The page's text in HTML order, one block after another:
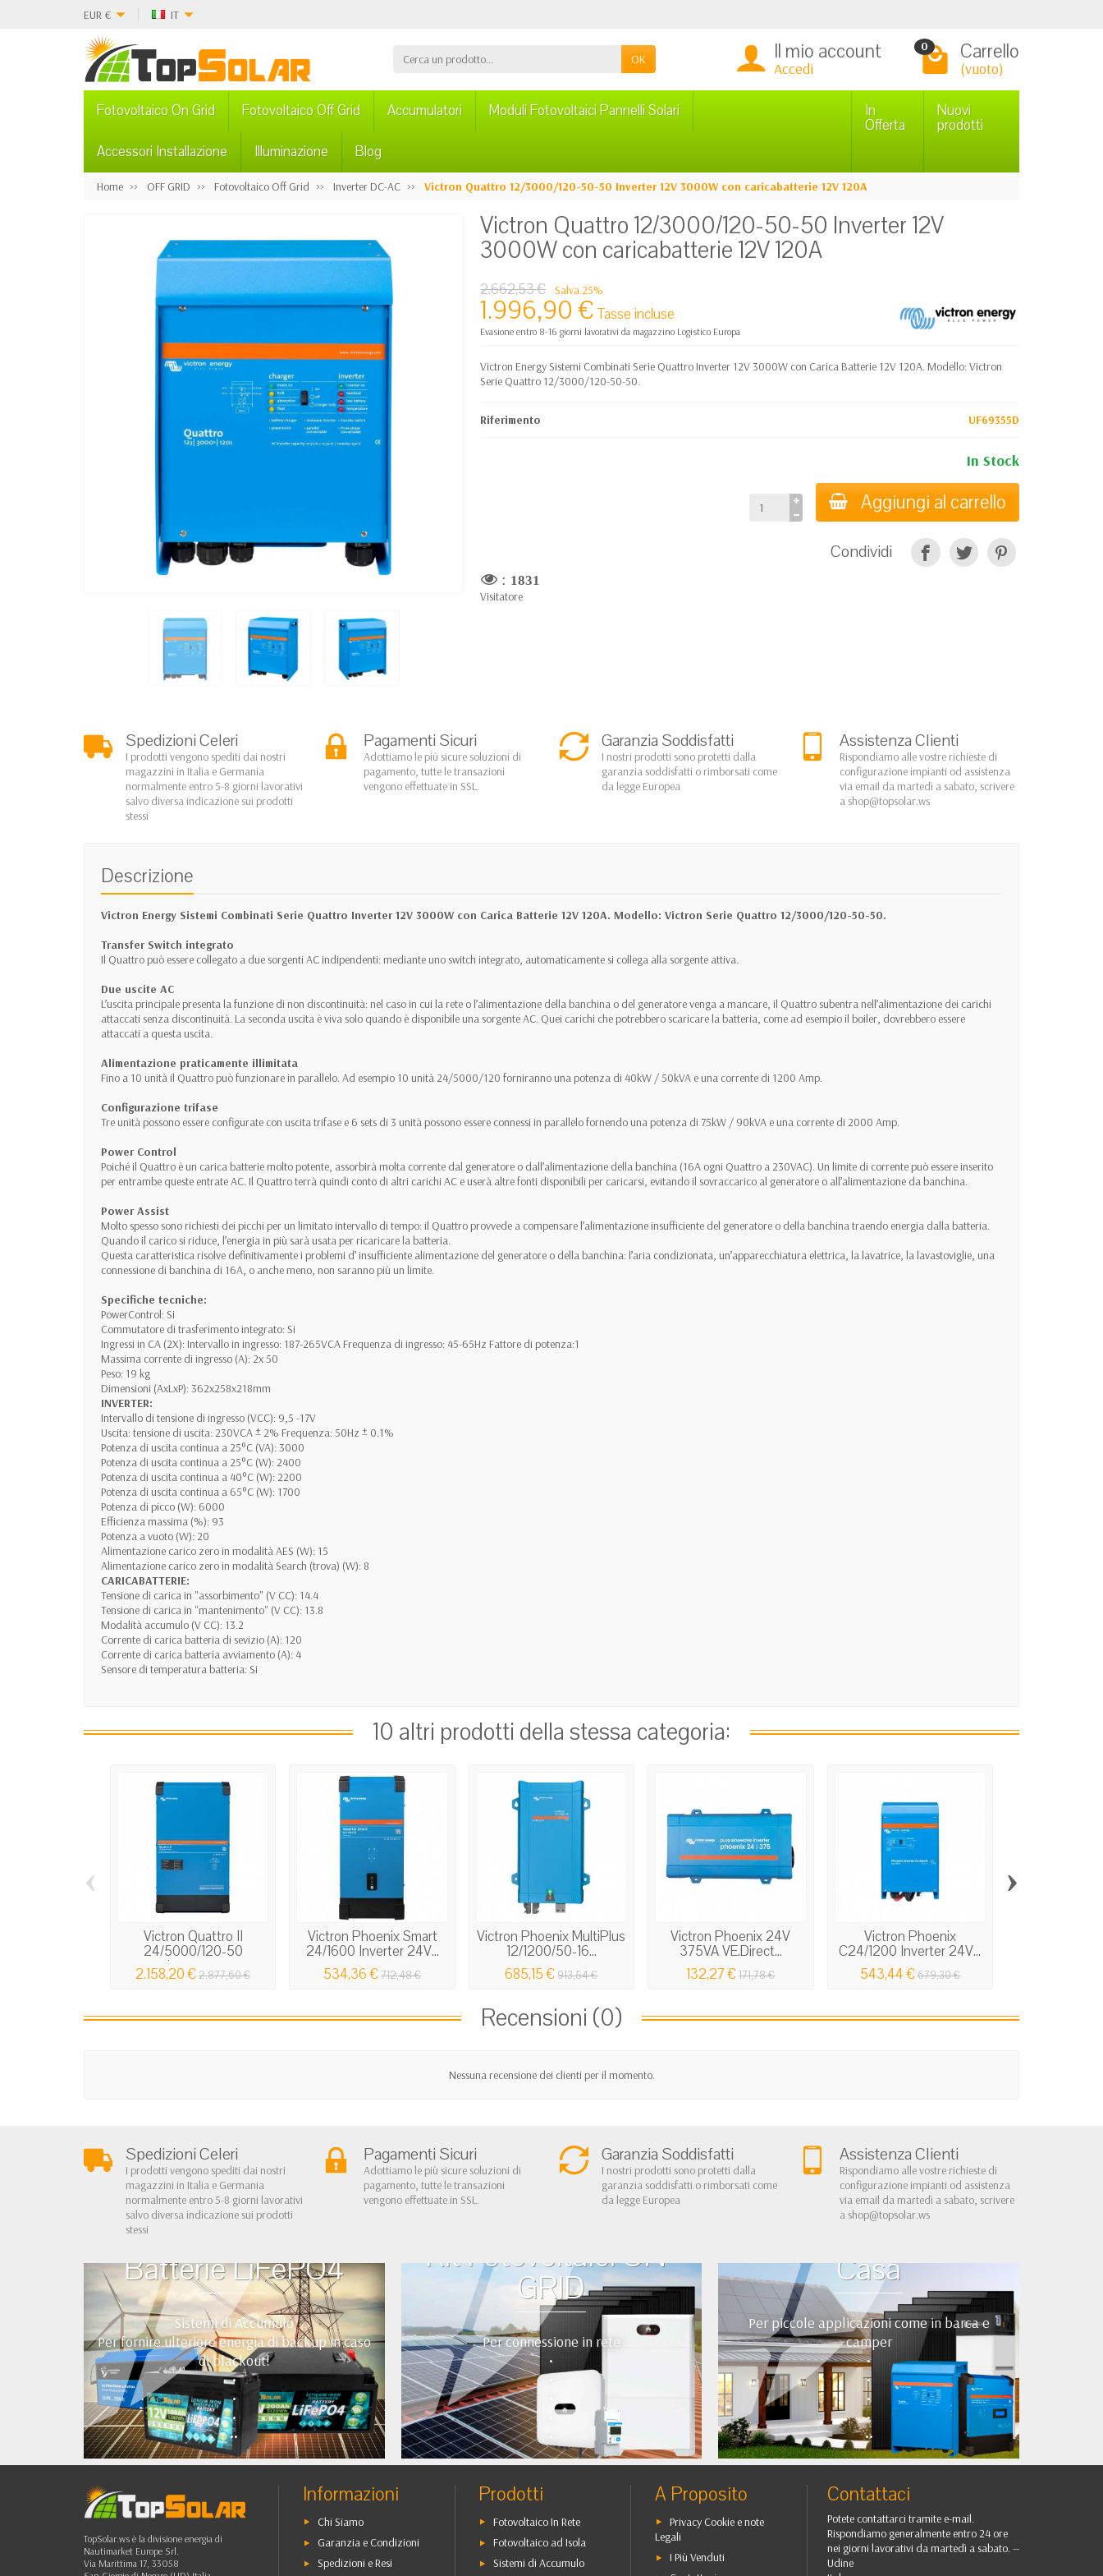
EUR € IT
OK Il mio account
Accedi
0 Carrello
(vuoto)
Fotovoltaico On Grid Fotovoltaico Off Grid Accumulatori Moduli Fotovoltaici Pannelli Solari
Accessori Installazione Illuminazione Blog
In
Offerta
Nuovi
prodotti
Home OFF GRID Fotovoltaico Off Grid Inverter DC-AC Victron Quattro 12/3000/120-50-50 Inverter 12V 3000W con caricabatterie 12V 120A
Victron Quattro 12/3000/120-50-50 Inverter 12V
3000W con caricabatterie 12V 120A
2.662,53 € Salva 25%
1.996,90 € Tasse incluse
Evasione entro 8-16 giorni lavorativi da magazzino Logistico Europa
Victron Energy Sistemi Combinati Serie Quattro Inverter 12V 3000W con Carica Batterie 12V 120A. Modello: Victron
Serie Quattro 12/3000/120-50-50.
Riferimento UF69355D
In Stock
Aggiungi al carrello
Condividi
: 1831
Visitatore
Spedizioni Celeri
I prodotti vengono spediti dai nostri
magazzini in Italia e Germania
normalmente entro 5-8 giorni lavorativi
salvo diversa indicazione sui prodotti
stessi
Pagamenti Sicuri
Adottiamo le più sicure soluzioni di
pagamento, tutte le transazioni
vengono effettuate in SSL.
Garanzia Soddisfatti
I nostri prodotti sono protetti dalla
garanzia soddisfatti o rimborsati come
da legge Europea
Assistenza Clienti
Rispondiamo alle vostre richieste di
configurazione impianti od assistenza
via email da martedì a sabato, scrivere
a shop@topsolar.ws
Descrizione
Victron Energy Sistemi Combinati Serie Quattro Inverter 12V 3000W con Carica Batterie 12V 120A. Modello: Victron Serie Quattro 12/3000/120-50-50.
Transfer Switch integrato
Il Quattro può essere collegato a due sorgenti AC indipendenti: mediante uno switch integrato, automaticamente si collega alla sorgente attiva.
Due uscite AC
L’uscita principale presenta la funzione di non discontinuità: nel caso in cui la rete o l’alimentazione della banchina o del generatore venga a mancare, il Quattro subentra nell’alimentazione dei carichi
attaccati senza discontinuità. La seconda uscita è viva solo quando è disponibile una sorgente AC. Quei carichi che potrebbero scaricare la batteria, come ad esempio il boiler, dovrebbero essere
attaccati a questa uscita.
Alimentazione praticamente illimitata
Fino a 10 unità il Quattro può funzionare in parallelo. Ad esempio 10 unità 24/5000/120 forniranno una potenza di 40kW / 50kVA e una corrente di 1200 Amp.
Configurazione trifase
Tre unità possono essere configurate con uscita trifase e 6 sets di 3 unità possono essere connessi in parallelo fornendo una potenza di 75kW / 90kVA e una corrente di 2000 Amp.
Power Control
Poiché il Quattro è un carica batterie molto potente, assorbirà molta corrente dal generatore o dall’alimentazione della banchina (16A ogni Quattro a 230VAC). Un limite di corrente può essere inserito
per entrambe queste entrate AC. Il Quattro terrà quindi conto di altri carichi AC e userà altre fonti disponibili per caricarsi, evitando il sovraccarico al generatore o all’alimentazione da banchina.
Power Assist
Molto spesso sono richiesti dei picchi per un limitato intervallo di tempo: il Quattro provvede a compensare l’alimentazione insufficiente del generatore o della banchina traendo energia dalla batteria.
Quando il carico si riduce, l’energia in più sarà usata per ricaricare la batteria.
Questa caratteristica risolve definitivamente i problemi d’ insufficiente alimentazione del generatore o della banchina: l’aria condizionata, un’apparecchiatura elettrica, la lavatrice, la lavastoviglie, una
connessione di banchina di 16A, o anche meno, non saranno più un limite.
Specifiche tecniche:
PowerControl: Si
Commutatore di trasferimento integrato: Si
Ingressi in CA (2X): Intervallo in ingresso: 187-265VCA Frequenza di ingresso: 45-65Hz Fattore di potenza:1
Massima corrente di ingresso (A): 2x 50
Peso: 19 kg
Dimensioni (AxLxP): 362x258x218mm
INVERTER:
Intervallo di tensione di ingresso (VCC): 9,5 -17V
Uscita: tensione di uscita: 230VCA ± 2% Frequenza: 50Hz ± 0.1%
Potenza di uscita continua a 25°C (VA): 3000
Potenza di uscita continua a 25°C (W): 2400
Potenza di uscita continua a 40°C (W): 2200
Potenza di uscita continua a 65°C (W): 1700
Potenza di picco (W): 6000
Efficienza massima (%): 93
Potenza a vuoto (W): 20
Alimentazione carico zero in modalità AES (W): 15
Alimentazione carico zero in modalità Search (trova) (W): 8
CARICABATTERIE:
Tensione di carica in "assorbimento" (V CC): 14.4
Tensione di carica in "mantenimento" (V CC): 13.8
Modalità accumulo (V CC): 13.2
Corrente di carica batteria di sevizio (A): 120
Corrente di carica batteria avviamento (A): 4
Sensore di temperatura batteria: Si
10 altri prodotti della stessa categoria:
Victron Quattro II
24/5000/120-50
Inverter...
2.158,20 €2.877,60 €
Victron Phoenix Smart
24/1600 Inverter 24V...
534,36 €712,48 €
Victron Phoenix MultiPlus
12/1200/50-16...
685,15 €913,54 €
Victron Phoenix 24V
375VA VE.Direct...
132,27 €171,78 €
Victron Phoenix
C24/1200 Inverter 24V...
543,44 €679,30 €
‹ ›
Recensioni (0)
Nessuna recensione dei clienti per il momento.
Spedizioni Celeri
I prodotti vengono spediti dai nostri
magazzini in Italia e Germania
normalmente entro 5-8 giorni lavorativi
salvo diversa indicazione sui prodotti
stessi
Pagamenti Sicuri
Adottiamo le più sicure soluzioni di
pagamento, tutte le transazioni
vengono effettuate in SSL.
Garanzia Soddisfatti
I nostri prodotti sono protetti dalla
garanzia soddisfatti o rimborsati come
da legge Europea
Assistenza Clienti
Rispondiamo alle vostre richieste di
configurazione impianti od assistenza
via email da martedì a sabato, scrivere
a shop@topsolar.ws
Batterie LiFePO4
Sistemi di Accumulo
Per fornire ulteriore energia di backup in caso
di blackout!
•
•
•
••
Kit Fotovoltaici ON-
GRID
Per connessione in rete
•
•
•
Casa
Per piccole applicazioni come in barca e
camper
•
•
•
•
••
TopSolar.ws è la divisione energia di
Nautimarket Europe Srl.
Via Marittima 17, 33058
Informazioni
Chi Siamo
Garanzia e Condizioni
Spedizioni e Resi
Prodotti
Fotovoltaico In Rete
Fotovoltaico ad Isola
Sistemi di Accumulo
A Proposito
Privacy Cookie e note
Legali
I Più Venduti
Contattaci
Potete contattarci tramite e-mail.
Rispondiamo generalmente entro 24 ore
nei giorni lavorativi da martedì a sabato. --
Udine